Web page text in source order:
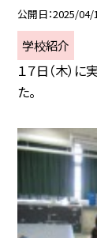
公開日 2025/04/
学校紹介
１７日（木）
た。